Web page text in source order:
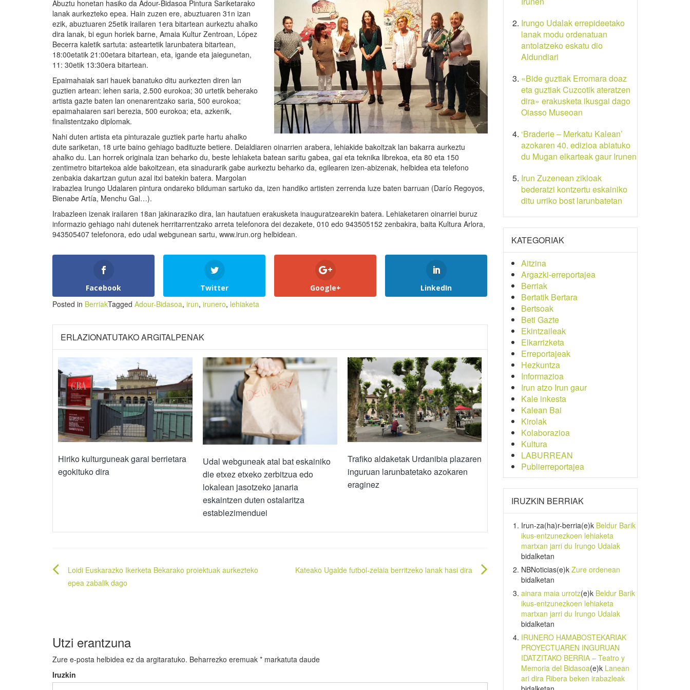
Abuztu honetan hasiko da Adour-Bidasoa Pintura Sariketarako
lanak aurkezteko epea. Hain zuzen ere, abuztuaren 31n izan
ezik, abuztuaren 25etik irailaren 1era bitartean aurkeztu ahalko
dira lanak, bi egun horiek barne, Amaia Kultur Zentroan, López
Becerra kaletik sartuta: asteartetik larunbatera bitartean,
18:00etatik 21:00etara bitartean, eta, igande eta jaiegunetan,
11: 30etik 13:30era bitartean.
Epaimahaiak sari hauek banatuko ditu aurkezten diren lan
guztien artean: lehen saria, 2.500 eurokoa; 30 urtetik beherako
artista gazte baten lan onenarentzako saria, 500 eurokoa;
epaimahaiaren sari berezia, 500 eurokoa; eta, azkenik,
finalistentzako diplomak.
Nahi duten artista eta pinturazale guztiek parte hartu ahalko
dute sariketan, 18 urte baino gehiago badituzte betiere. Deialdiaren oinarrien arabera, lehiakide bakoitzak lan bakarra aurkeztu
ahalko du. Lan horrek originala izan beharko du, beste lehiaketa batean saritu gabea, gai eta teknika librekoa, eta 80 eta 150
zentimetro bitartekoa alde bakoitzean, eta sinadurarik gabe aurkeztu beharko da, egilearen izen-abizenak, helbidea eta telefono
zenbakia dakartzan gutun azal itxi batekin batera. Margolan
irabazlea Irungo Udalaren pintura ondareko bilduman sartuko da, izen handiko artisten zerrenda luze baten barruan (Darío Regoyos,
Bienabe Artía, Menchu Gal…).
Irabazleen izenak irailaren 18an jakinaraziko dira, lan hautatuen erakusketa inauguratzearekin batera. Lehiaketaren oinarriei buruz
informazio gehiago nahi dutenek herritarrentzako arreta telefonora dei dezakete, 010 edo 943505152 zenbakira, baita Kultura Arlora,
943505407 telefonora, edo udal webgunean sartu, www.irun.org helbidean.
Facebook Twitter Google+ LinkedIn
Posted in BerriakTagged Adour-Bidasoa, irun, irunero, lehiaketa
ERLAZIONATUTAKO ARGITALPENAK
Hiriko kulturguneak garai berrietara
egokituko dira
Udal webguneak atal bat eskainiko
die etxez etxeko zerbitzua edo
lokalean jasotzeko janaria
eskaintzen duten ostalaritza
establezimenduei
Trafiko aldaketak Urdanibia plazaren
inguruan larunbatetako azokaren
eraginez
Bidalketetan
zehar
Loidi Euskarazko Ikerketa Bekarako proiektuak aurkezteko
epea zabalik dago
Kateako Ugalde futbol-zelaia berritzeko lanak hasi dira
Utzi erantzuna
Zure e-posta helbidea ez da argitaratuko. Beharrezko eremuak * markatuta daude
Iruzkin
Irungo Udalak errepideetako
lanak modu ordenatuan
antolatzeko eskatu dio
Aldundiari
«Bide guztiak Erromara doaz
eta guztiak Cuzcotik ateratzen
dira» erakusketa ikusgai dago
Oiasso Museoan
‘Braderie – Merkatu Kalean’
azokaren 40. edizioa abiatuko
du Mugan elkarteak gaur Irunen
Irun Zuzenean zikloak
bederatzi kontzertu eskainiko
ditu urriko bost larunbatetan
KATEGORIAK
Aitzina
Argazki-erreportajea
Berriak
Bertatik Bertara
Bertsoak
Beti Gazte
Ekintzaileak
Elkarrizketa
Erreportajeak
Hezkuntza
Informazioa
Irun atzo Irun gaur
Kale inkesta
Kalean Bai
Kirolak
Kolaborazioa
Kultura
LABURREAN
Publierreportajea
IRUZKIN BERRIAK
Irun-za(ha)r-berria(e)k Beldur Barik
ikus-entzunezkoen lehiaketa
martxan jarri du Irungo Udalak
bidalketan
NBNoticias(e)k Zure ordenean
bidalketan
ainara maia urrotz(e)k Beldur Barik
ikus-entzunezkoen lehiaketa
martxan jarri du Irungo Udalak
bidalketan
IRUNERO HAMABOSTEKARIAK
PROYECTUAREN INGURUAN
IDATZITAKO BERRIA – Teatro y
Memoria del Bidasoa(e)k Lanean
ari dira Ribera beken irabazleak